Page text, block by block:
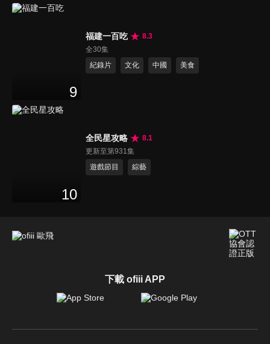
9
福建一百吃
8.3
全30集
紀錄片
文化 中國 美食
10
全民星攻略
8.1
更新至第931集
遊戲節目
綜藝
下載 ofiii APP